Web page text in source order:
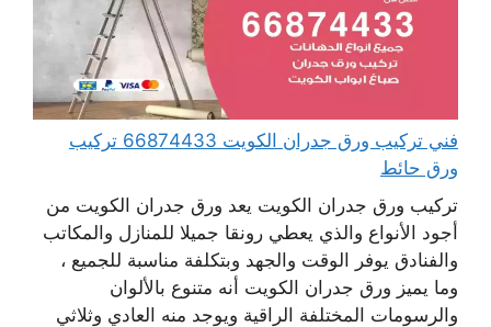
فني تركيب ورق جدران الكويت 66874433 تركيب
ورق حائط
تركيب ورق جدران الكويت يعد ورق جدران الكويت من
أجود الأنواع والذي يعطي رونقا جميلا للمنازل والمكاتب
والفنادق يوفر الوقت والجهد وبتكلفة مناسبة للجميع ،
وما يميز ورق جدران الكويت أنه متنوع بالألوان
والرسومات المختلفة الراقية ويوجد منه العادي وثلاثي